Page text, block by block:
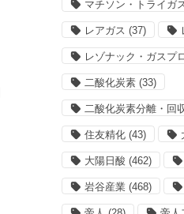
マチソン・トライガ
レアガス (37)
レゾナック・ガスプ
二酸化炭素 (33)
二酸化炭素分離・回
住友精化 (43)
大陽日酸 (462)
岩谷産業 (468)